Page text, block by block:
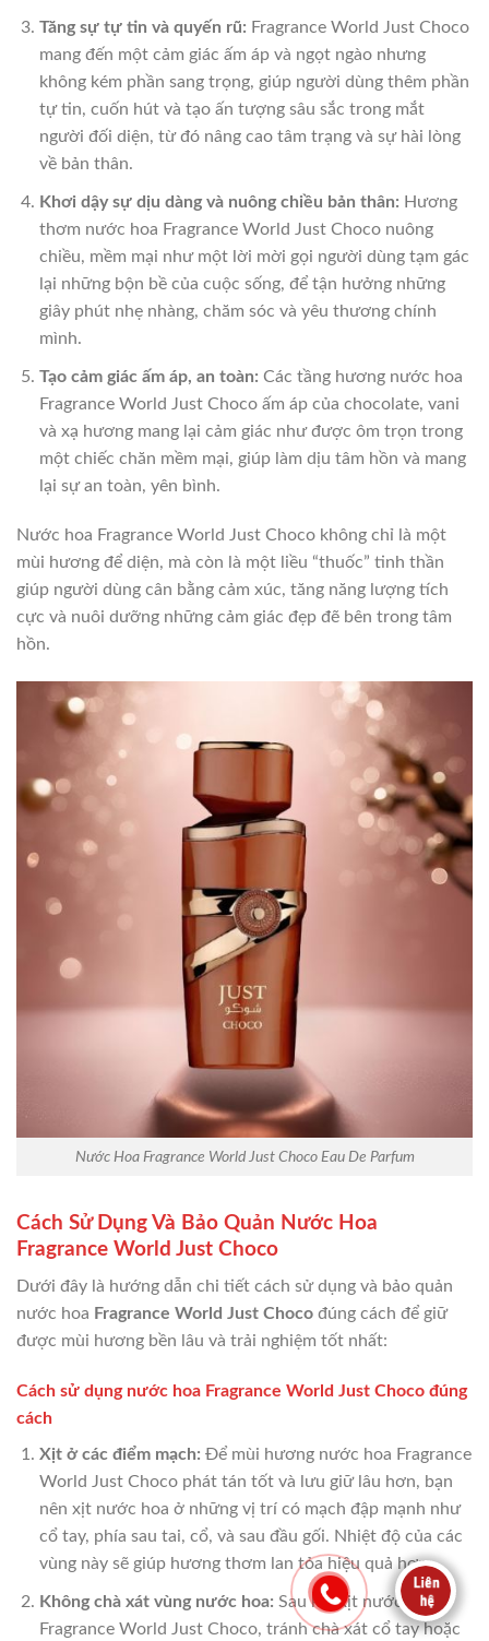
Tăng sự tự tin và quyến rũ: Fragrance World Just Choco
mang đến một cảm giác ấm áp và ngọt ngào nhưng
không kém phần sang trọng, giúp người dùng thêm phần
tự tin, cuốn hút và tạo ấn tượng sâu sắc trong mắt
người đối diện, từ đó nâng cao tâm trạng và sự hài lòng
về bản thân.
Khơi dậy sự dịu dàng và nuông chiều bản thân: Hương
thơm nước hoa Fragrance World Just Choco nuông
chiều, mềm mại như một lời mời gọi người dùng tạm gác
lại những bộn bề của cuộc sống, để tận hưởng những
giây phút nhẹ nhàng, chăm sóc và yêu thương chính
mình.
Tạo cảm giác ấm áp, an toàn: Các tầng hương nước hoa
Fragrance World Just Choco ấm áp của chocolate, vani
và xạ hương mang lại cảm giác như được ôm trọn trong
một chiếc chăn mềm mại, giúp làm dịu tâm hồn và mang
lại sự an toàn, yên bình.
Nước hoa Fragrance World Just Choco không chỉ là một
mùi hương để diện, mà còn là một liều “thuốc” tinh thần
giúp người dùng cân bằng cảm xúc, tăng năng lượng tích
cực và nuôi dưỡng những cảm giác đẹp đẽ bên trong tâm
hồn.
Nước Hoa Fragrance World Just Choco Eau De Parfum
Cách Sử Dụng Và Bảo Quản Nước Hoa
Fragrance World Just Choco
Dưới đây là hướng dẫn chi tiết cách sử dụng và bảo quản
nước hoa Fragrance World Just Choco đúng cách để giữ
được mùi hương bền lâu và trải nghiệm tốt nhất:
Cách sử dụng nước hoa Fragrance World Just Choco đúng
cách
Xịt ở các điểm mạch: Để mùi hương nước hoa Fragrance
World Just Choco phát tán tốt và lưu giữ lâu hơn, bạn
nên xịt nước hoa ở những vị trí có mạch đập mạnh như
cổ tay, phía sau tai, cổ, và sau đầu gối. Nhiệt độ của các
vùng này sẽ giúp hương thơm lan tỏa hiệu quả hơn.
Không chà xát vùng nước hoa: Sau khi xịt nước hoa
Fragrance World Just Choco, tránh chà xát cổ tay hoặc